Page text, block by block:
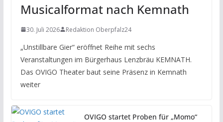
Musicalformat nach Kemnath
30. Juli 2026 Redaktion Oberpfalz24
„Unstillbare Gier“ eröffnet Reihe mit sechs
Veranstaltungen im Bürgerhaus Lenzbräu KEMNATH.
Das OVIGO Theater baut seine Präsenz in Kemnath
weiter
OVIGO startet Proben für „Momo“